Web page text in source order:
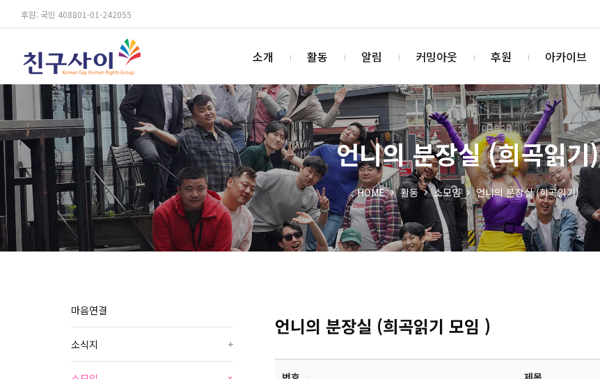
후원: 국민 408801-01-242055
소개 활동 알림 커밍아웃 후원 아카이브
언니의 분장실 (희곡읽기)
HOME 활동 소모임 언니의 분장실 (희곡읽기)
마음연결
소식지 +
언니의 분장실 (희곡읽기 모임 )